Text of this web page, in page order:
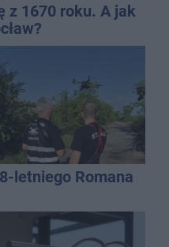
z 1670 roku. A jak
letniego Romana